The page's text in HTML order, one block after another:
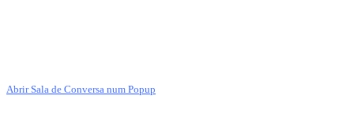
Abrir Sala de Conversa num Popup